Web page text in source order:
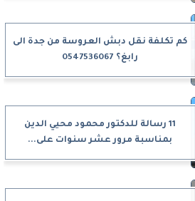
كم تكلفة نقل دبش العروسة من جدة الى
رابغ؟ 0547536067
11 رسالة للدكتور محمود محيي الدين
بمناسبة مرور عشر سنوات على...